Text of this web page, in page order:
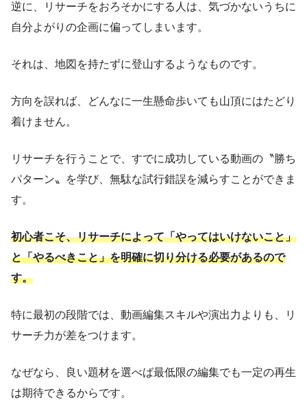
逆に、リサーチをおろそかにする人は、気づかないうちに
自分よがりの企画に偏ってしまいます。
それは、地図を持たずに登山するようなものです。
方向を誤れば、どんなに一生懸命歩いても山頂にはたどり
着けません。
リサーチを行うことで、すでに成功している動画の〝勝ち
パターン〟を学び、無駄な試行錯誤を減らすことができま
す。
初心者こそ、リサーチによって「やってはいけないこと」
と「やるべきこと」を明確に切り分ける必要があるので
す。
特に最初の段階では、動画編集スキルや演出力よりも、リ
サーチ力が差をつけます。
なぜなら、良い題材を選べば最低限の編集でも一定の再生
は期待できるからです。